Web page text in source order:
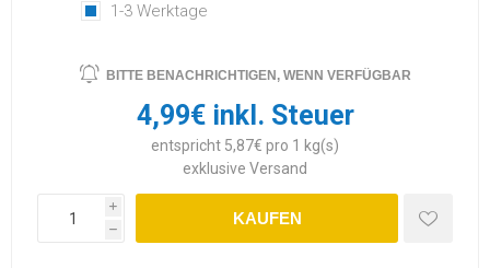
1-3 Werktage
BITTE BENACHRICHTIGEN, WENN VERFÜGBAR
4,99€ inkl. Steuer
entspricht 5,87€ pro 1 kg(s)
exklusive Versand
i
h
KAUFEN